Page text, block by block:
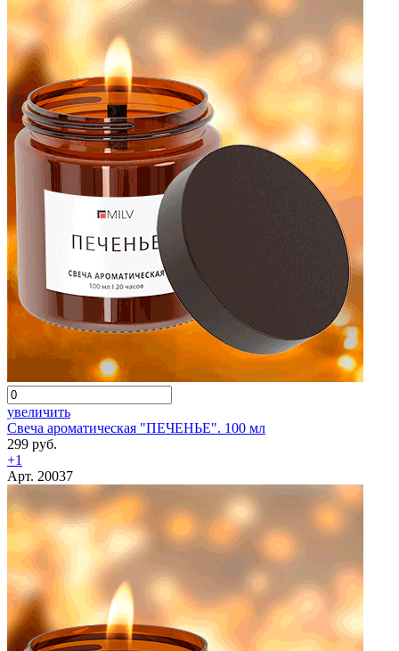
увеличить
Свеча ароматическая "ПЕЧЕНЬЕ". 100 мл
299 руб.
+1
Арт. 20037